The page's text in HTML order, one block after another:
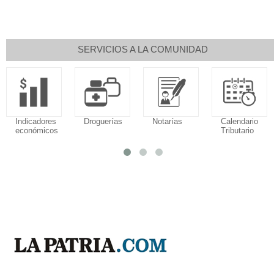
SERVICIOS A LA COMUNIDAD
Indicadores
económicos
Droguerías Notarías
Calendario
Tributario